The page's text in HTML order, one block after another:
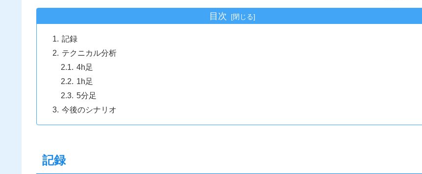
目次
記録
テクニカル分析
4h足
1h足
5分足
今後のシナリオ
記録